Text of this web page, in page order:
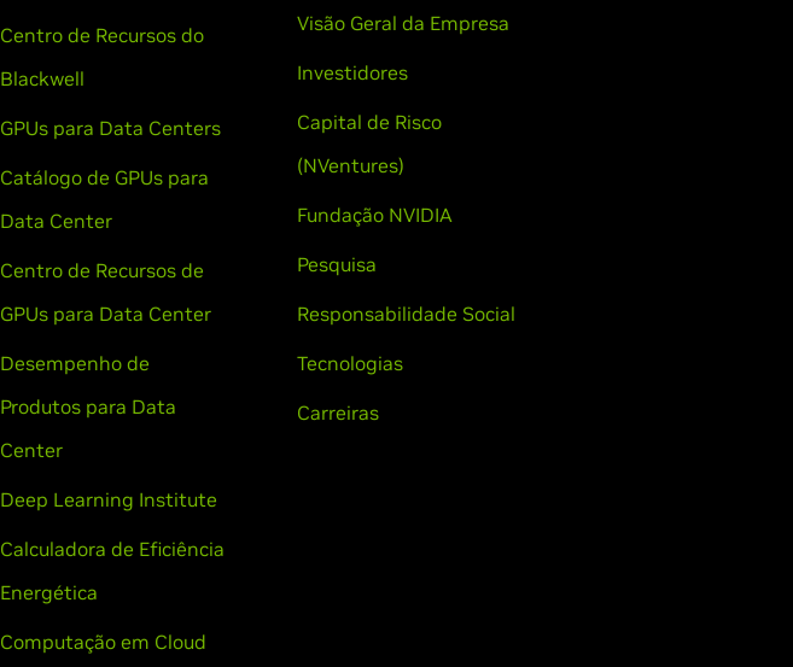
Centro de Recursos do
Blackwell
GPUs para Data Centers
Catálogo de GPUs para
Data Center
Centro de Recursos de
GPUs para Data Center
Desempenho de
Produtos para Data
Center
Deep Learning Institute
Calculadora de Eficiência
Energética
Computação em Cloud
Visão Geral da Empresa
Investidores
Capital de Risco
(NVentures)
Fundação NVIDIA
Pesquisa
Responsabilidade Social
Tecnologias
Carreiras